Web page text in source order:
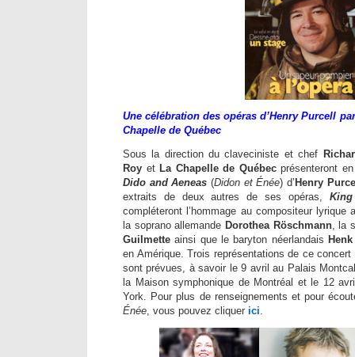
Une célébration des opéras d’Henry Purcell
Chapelle de Québec
Sous la direction du claveciniste et chef
Roy et La Chapelle de Québecprésenteront en
Dido and Aeneas (Didon et Énée) d’ Henry
extraits de deux autres de ses opéras,
compléteront l’hommage au compositeur
la soprano allemande Dorothea Röschmann, la
Guilmette ainsi que le baryton néerlandais
en Amérique. Trois représentations de ce
sont prévues, à savoir le 9 avril au Palais
la Maison symphonique de Montréal et le 12
York. Pour plus de renseignements et pour
Énée, vous pouvez cliquer ici.